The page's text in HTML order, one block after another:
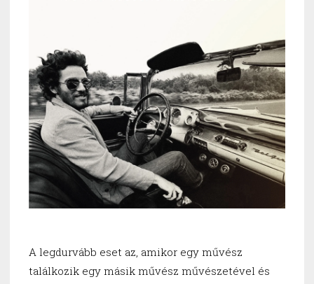
A legdurvább eset az, amikor egy művész
találkozik egy másik művész művészetével és